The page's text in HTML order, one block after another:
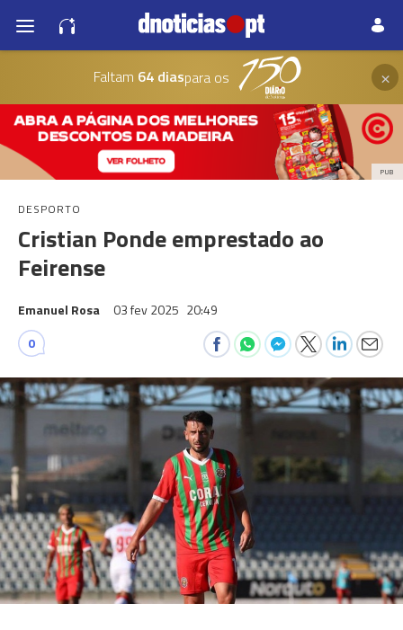
Faltam 64 diaspara os ×
PUB
DESPORTO
Cristian Ponde emprestado ao
Feirense
Emanuel Rosa 03 fev 2025 20:49
0